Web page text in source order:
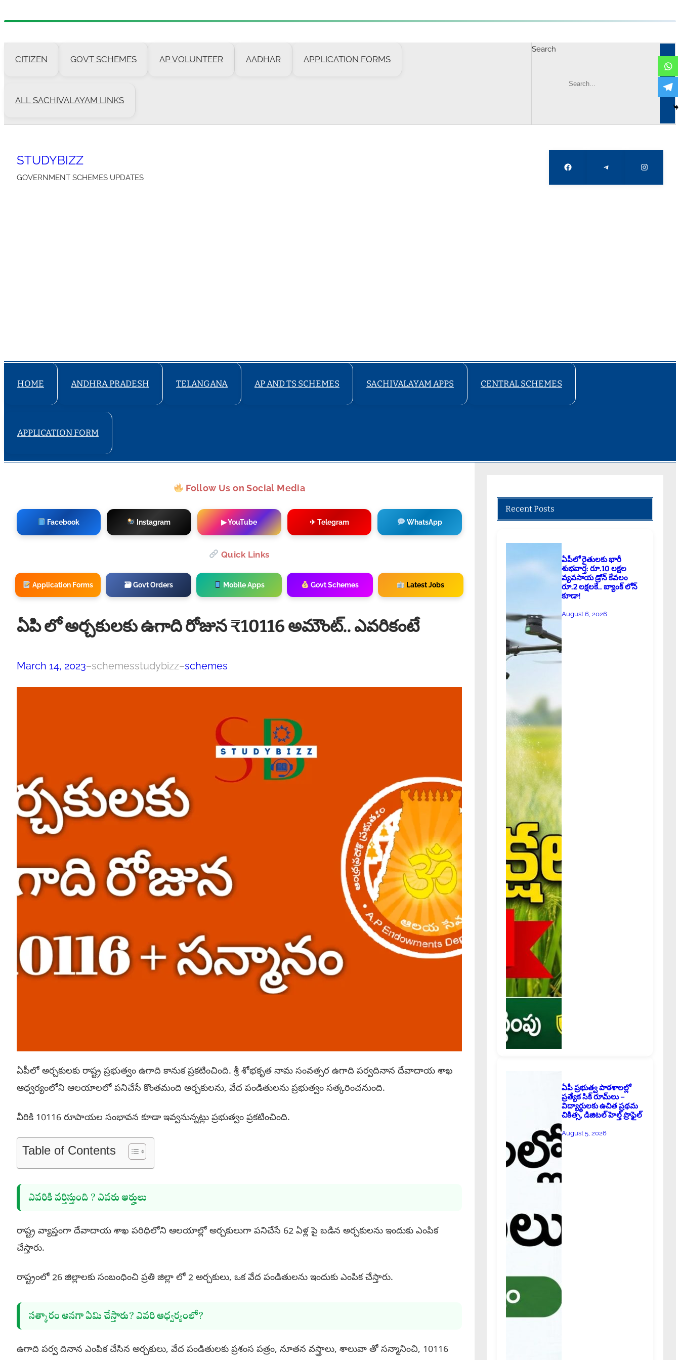
CITIZEN GOVT SCHEMES AP VOLUNTEER AADHAR APPLICATION FORMS
ALL SACHIVALAYAM LINKS
Search
STUDYBIZZ
GOVERNMENT SCHEMES UPDATES
Facebook Telegram Instagram
HOME ANDHRA PRADESH TELANGANA AP AND TS SCHEMES SACHIVALAYAM APPS CENTRAL SCHEMES
APPLICATION FORM
Follow Us on Social Media
Facebook Instagram ▶ YouTube ✈ Telegram WhatsApp
Quick Links
Application Forms 🗃 Govt Orders Mobile Apps Govt Schemes Latest Jobs
ఏపి లో అర్చకులకు ఉగాది రోజున ₹10116 అమౌంట్.. ఎవరికంటే
March 14, 2023–schemesstudybizz–schemes
ఏపీలో అర్చకులకు రాష్ట్ర ప్రభుత్వం ఉగాది కానుక ప్రకటించింది. శ్రీ శోభకృత నామ సంవత్సర ఉగాది పర్వదినాన దేవాదాయ శాఖ
ఆధ్వర్యంలోని ఆలయాలలో పనిచేసే కొంతమంది అర్చకులను, వేద పండితులను ప్రభుత్వం సత్కరించనుంది.
వీరికి 10116 రూపాయల సంభావన కూడా ఇవ్వనున్నట్లు ప్రభుత్వం ప్రకటించింది.
Table of Contents
ఎవరికి వర్తిస్తుంది ? ఎవరు అర్హులు
రాష్ట్ర వ్యాప్తంగా దేవాదాయ శాఖ పరిధిలోని ఆలయాల్లో అర్చకులుగా పనిచేసే 62 ఏళ్ల పై బడిన అర్చకులను ఇందుకు ఎంపిక
చేస్తారు.
రాష్ట్రంలో 26 జిల్లాలకు సంబంధించి ప్రతి జిల్లా లో 2 అర్చకులు, ఒక వేద పండితులను ఇందుకు ఎంపిక చేస్తారు.
సత్కారం అనగా ఏమి చేస్తారు? ఎవరి ఆధ్వర్యంలో?
ఉగాది పర్వ దినాన ఎంపిక చేసిన అర్చకులు, వేద పండితులకు ప్రశంస పత్రం, నూతన వస్త్రాలు, శాలువా తో సన్మానించి, 10116
Recent Posts
ఏపీలో రైతులకు భారీ
శుభవార్త: రూ.10 లక్షల
వ్యవసాయ డ్రోన్ కేవలం
రూ.2 లక్షలకే.. బ్యాంక్ లోన్
కూడా!
August 6, 2026
ఏపీ ప్రభుత్వ పాఠశాలల్లో
ప్రత్యేక సిక్ రూమ్‌లు –
విద్యార్థులకు ఉచిత ప్రథమ
చికిత్స, డిజిటల్ హెల్త్ ప్రొఫైల్
August 5, 2026